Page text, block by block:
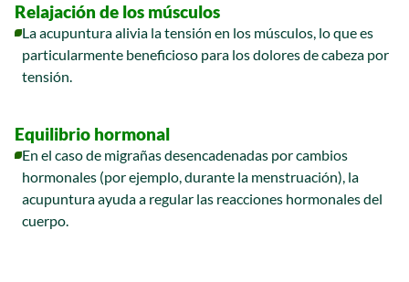
Relajación de los músculos
La acupuntura alivia la tensión en los músculos, lo que es
particularmente beneficioso para los dolores de cabeza por
tensión.
Equilibrio hormonal
En el caso de migrañas desencadenadas por cambios
hormonales (por ejemplo, durante la menstruación), la
acupuntura ayuda a regular las reacciones hormonales del
cuerpo.